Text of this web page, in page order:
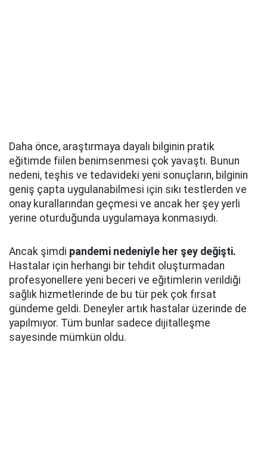
Daha önce, araştırmaya dayalı bilginin pratik
eğitimde fiilen benimsenmesi çok yavaştı. Bunun
nedeni, teşhis ve tedavideki yeni sonuçların, bilginin
geniş çapta uygulanabilmesi için sıkı testlerden ve
onay kurallarından geçmesi ve ancak her şey yerli
yerine oturduğunda uygulamaya konmasıydı.
Ancak şimdi pandemi nedeniyle her şey değişti.
Hastalar için herhangi bir tehdit oluşturmadan
profesyonellere yeni beceri ve eğitimlerin verildiği
sağlık hizmetlerinde de bu tür pek çok fırsat
gündeme geldi. Deneyler artık hastalar üzerinde de
yapılmıyor. Tüm bunlar sadece dijitalleşme
sayesinde mümkün oldu.